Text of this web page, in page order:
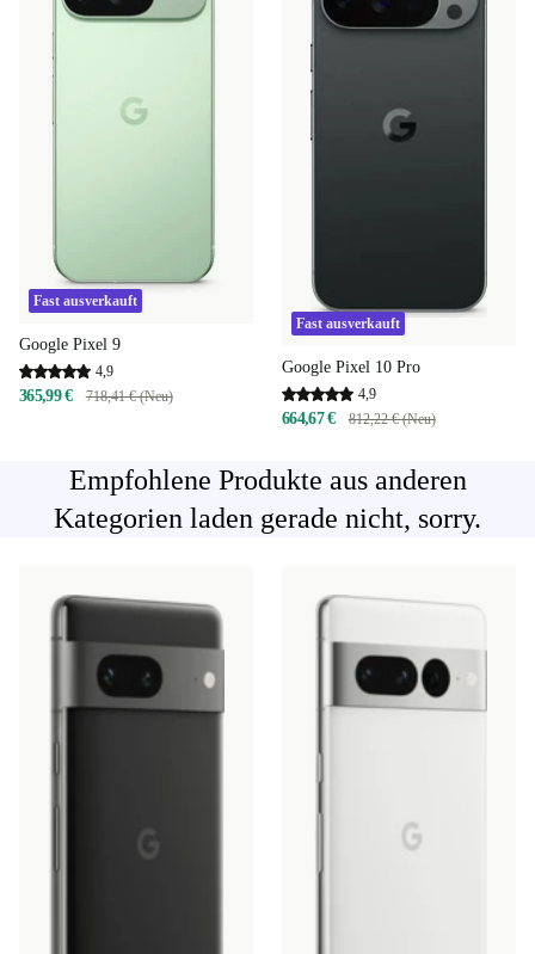
Fast ausverkauft
Google Pixel 9
4,9
365,99 € 718,41 € (Neu)
Fast ausverkauft
Google Pixel 10 Pro
4,9
664,67 € 812,22 € (Neu)
Empfohlene Produkte aus anderen
Kategorien laden gerade nicht, sorry.